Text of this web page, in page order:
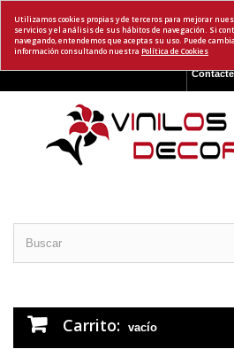
Utilizamos cookies propias y de terceros para mejorar
servicios y el análisis de sus hábitos de navegación. Si
navegando, entendemos que aceptas su uso. Puede
información consultando nuestra Política de Cookies
Carrito: vacío